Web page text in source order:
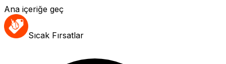
Ana içeriğe geç
Sıcak Fırsatlar